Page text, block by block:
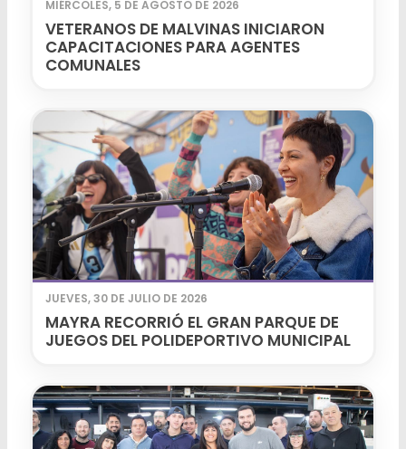
MIÉRCOLES, 5 DE AGOSTO DE 2026
VETERANOS DE MALVINAS INICIARON
CAPACITACIONES PARA AGENTES
COMUNALES
JUEVES, 30 DE JULIO DE 2026
MAYRA RECORRIÓ EL GRAN PARQUE DE
JUEGOS DEL POLIDEPORTIVO MUNICIPAL